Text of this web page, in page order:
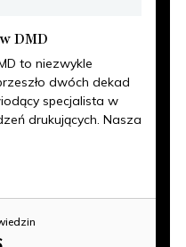
DMD
to niezwykle
dwóch dekad
specjalista w
drukujących. Nasza